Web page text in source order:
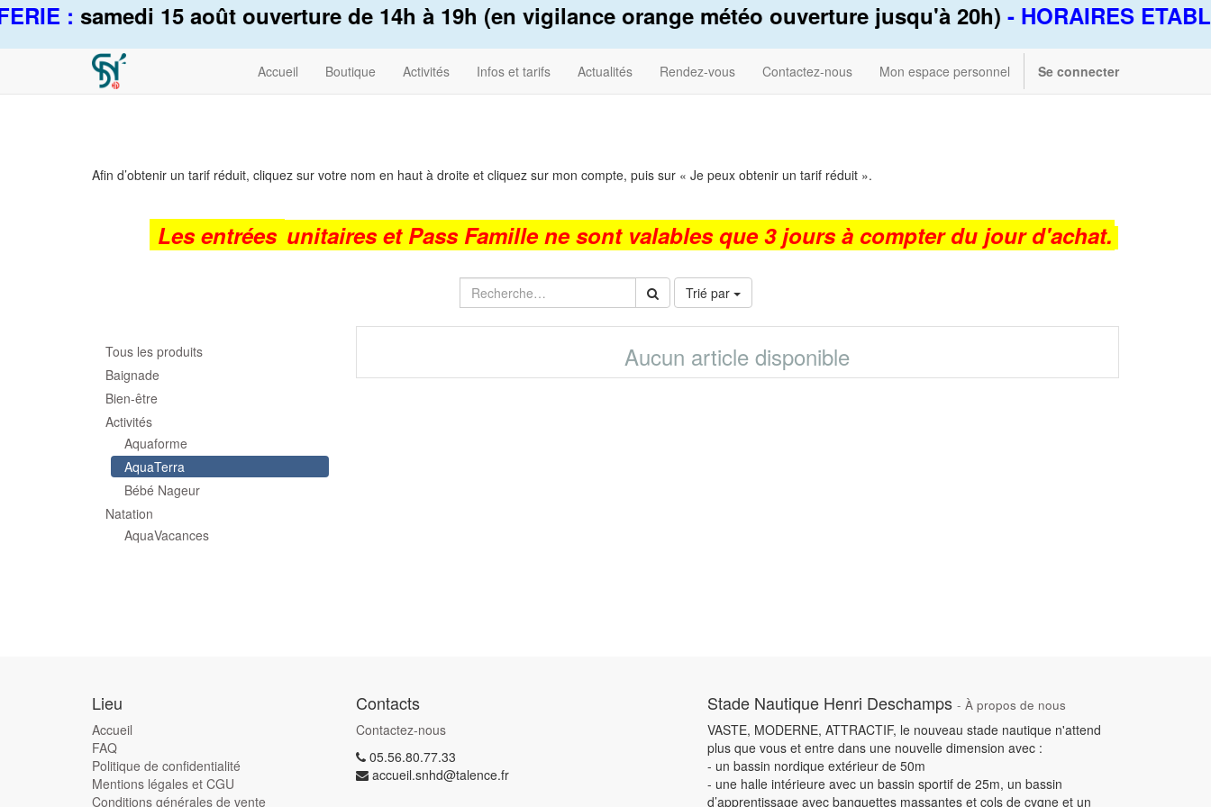
:samedi 15 août ouverture de 14h à 19h (en vigilance orange météo ouverture jusqu'à 20h)- HORAIRES
Accueil Boutique Activités Infos et tarifs Actualités Rendez-vous Contactez-nous Mon espace personnel Se connecter
Afin d’obtenir un tarif réduit, cliquez sur votre nom en haut à droite et cliquez sur mon compte, puis sur « Je peux obtenir un tarif réduit ».
Les entrées unitaires et Pass Famille ne sont valables que 3 jours à compter du jour d'achat.
Trié par
Tous les produits
Baignade
Bien-être
Activités
Aquaforme
AquaTerra
Bébé Nageur
Natation
AquaVacances
Aucun article disponible
Lieu
Accueil
FAQ
Politique de confidentialité
Mentions légales et CGU
Conditions générales de vente
Contacts
Contactez-nous
05.56.80.77.33
accueil.snhd@talence.fr
Stade Nautique Henri Deschamps - À propos de nous
VASTE, MODERNE, ATTRACTIF, le nouveau stade nautique n'attend
plus que vous et entre dans une nouvelle dimension avec :
- un bassin nordique extérieur de 50m
- une halle intérieure avec un bassin sportif de 25m, un bassin
d’apprentissage avec banquettes massantes et cols de cygne et un